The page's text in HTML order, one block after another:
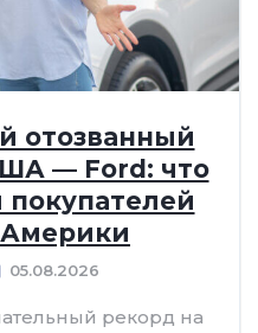
отозванный
— Ford: что
покупателей
05.08.2026
рекорд на